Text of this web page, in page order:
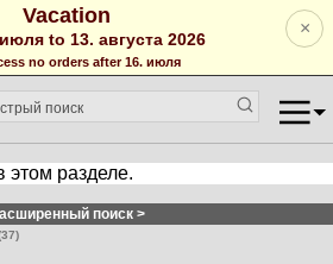
Vacation
to 13. августа 2026
no orders after 16. июля
×
этом разделе.
поиск >